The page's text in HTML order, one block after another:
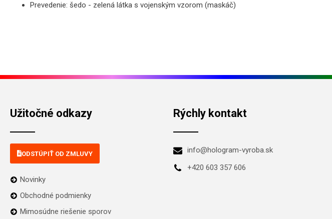
Prevedenie: šedo - zelená látka s vojenským vzorom (maskáč)
Užitočné odkazy
ODSTÚPIŤ OD ZMLUVY
Novinky
Obchodné podmienky
Mimosúdne riešenie sporov
Rýchly kontakt
info@hologram-vyroba.sk
+420 603 357 606